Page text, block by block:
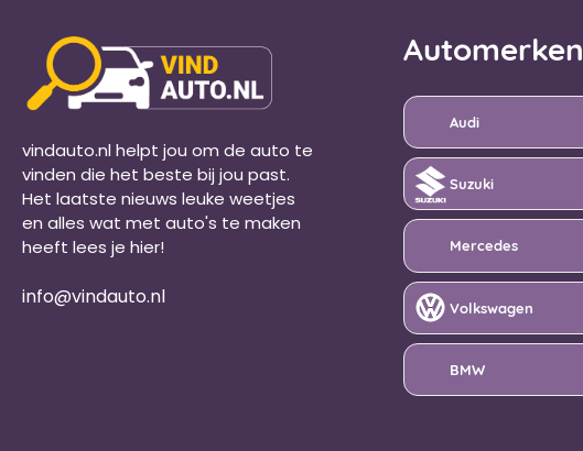
vindauto.nl helpt jou om de auto te
vinden die het beste bij jou past.
Het laatste nieuws leuke weetjes
en alles wat met auto's te maken
heeft lees je hier!
info@vindauto.nl
Automerken
Audi
Suzuki
Mercedes
Volkswagen
BMW